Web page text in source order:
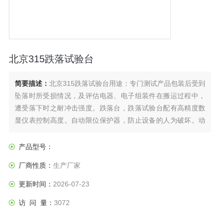
北京315跌落试验台
简要描述： 北京315跌落试验台用途：专门测试产品包装后受到
坠落时所受损情况，及评估电器、电子组装件在搬运过程中，
遭受落下时之耐冲击强度。跌落台，跌落试验台配有高精度数
显仪表控制高度。自动限位保护器，防止设备的人为破坏。动
速度大。单臂双柱结构，电动升降电动复位，可用于棱，角，
产品型号：
厂商性质： 生产厂家
更新时间： 2026-07-23
访 问 量： 3072